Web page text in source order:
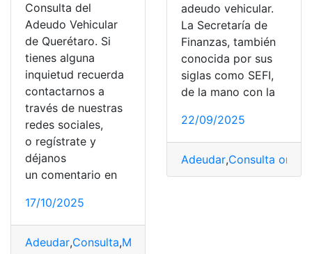
Consulta del
Adeudo Vehicular
de Querétaro. Si
tienes alguna
inquietud recuerda
contactarnos a
través de nuestras
redes sociales,
o regístrate y
déjanos
un comentario en
17/10/2025
Adeudar,Consulta,México
adeudo vehicular.
La Secretaría de
Finanzas, también
conocida por sus
siglas como SEFI,
de la mano con la
22/09/2025
Adeudar,Consulta online